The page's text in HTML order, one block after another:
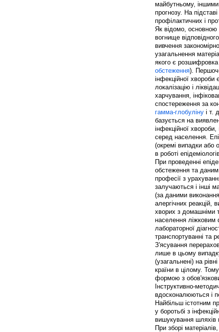
майбутньому, іншими
прогнозу. На
профілактичних і
Як відомо, основною
вогнище
вивчення
узагальнення
якого є
обстеження).
інфекційної
локалізацію і
харчування,
спостереження за
гамма-глобуліну і т.
базується на
інфекційної
серед населення.
(окремі випадки або
в роботі
При проведенні
обстеження та
професії з
залучаються і інші
(за даними
алергічних реакцій,
хворих з домашніми
населення ліжковим
лабораторної
транспортуванні та
З'ясування
лише в цьому
(узагальнені) на
країни в цілому.
формою з
Інструктивно-
вдосконалюються і
Найбільш істотним
у боротьбі з
вишукування шляхів
При зборі